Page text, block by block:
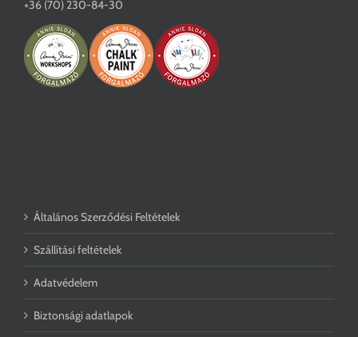
+36 (70) 230-84-30
Általános Szerződési Feltételek
Szállítási feltételek
Adatvédelem
Biztonsági adatlapok